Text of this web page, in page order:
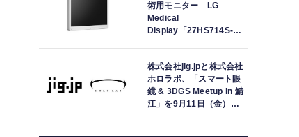
術用モニター LG
Medical
Display「27HS714S-
株式会社jig.jpと株式会社
ホロラボ、「スマート眼
鏡 & 3DGS Meetup in 鯖
江」を9月11日（金）に